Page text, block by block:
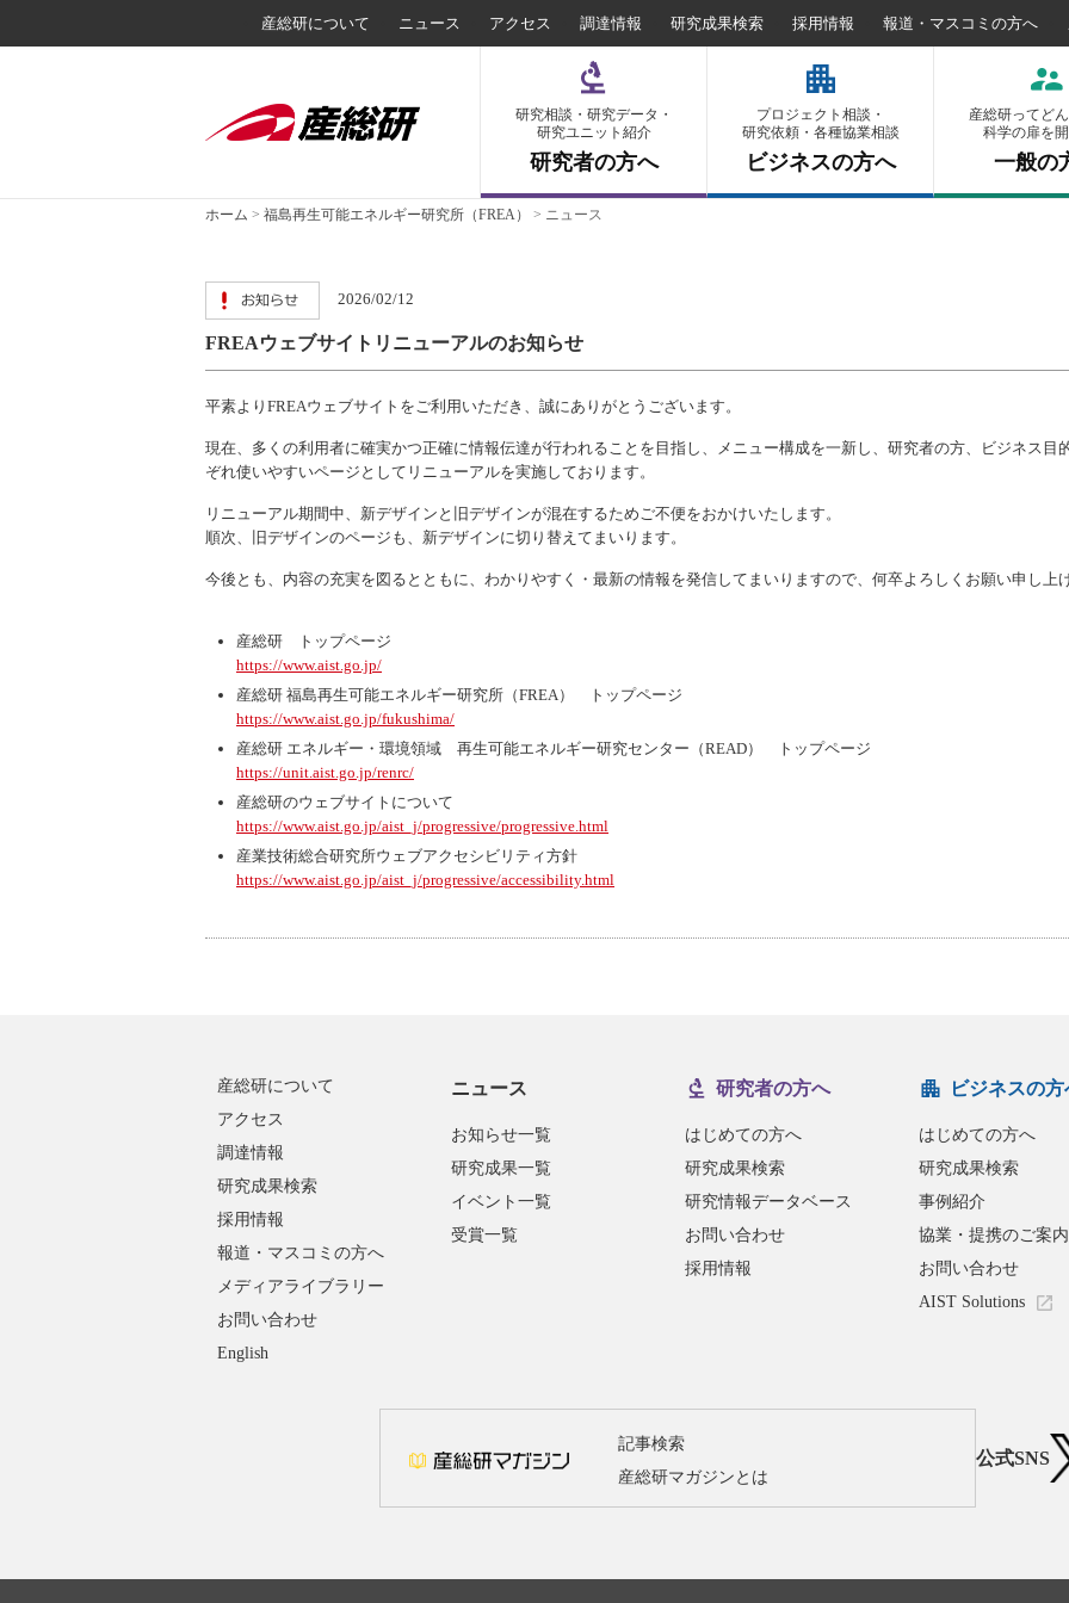
産総研について ニュース アクセス 調達情報 研究成果検索 採用情報 報道・マスコミの方へ
研究相談・研究データ・
研究ユニット紹介
研究者の方へ
プロジェクト相談・
研究依頼・各種協業相談
ビジネスの方へ
産総研ってど
科学の扉を開
一般の
ホーム > 福島再生可能エネルギー研究所（FREA） > ニュース
2026/02/12
FREAウェブサイトリニューアルのお知らせ
平素よりFREAウェブサイトをご利用いただき、誠にありがとうございます。
現在、多くの利用者に確実かつ正確に情報伝達が行われることを目指し、メニュー構成を一新し、研究者の方、ビジネス目
ぞれ使いやすいページとしてリニューアルを実施しております。
リニューアル期間中、新デザインと旧デザインが混在するためご不便をおかけいたします。
順次、旧デザインのページも、新デザインに切り替えてまいります。
今後とも、内容の充実を図るとともに、わかりやすく・最新の情報を発信してまいりますので、何卒よろしくお願い申し上げ
産総研 トップページ
https://www.aist.go.jp/
産総研 福島再生可能エネルギー研究所（FREA） トップページ
https://www.aist.go.jp/fukushima/
産総研 エネルギー・環境領域 再生可能エネルギー研究センター（READ） トップページ
https://unit.aist.go.jp/renrc/
産総研のウェブサイトについて
https://www.aist.go.jp/aist_j/progressive/progressive.html
産業技術総合研究所ウェブアクセシビリティ方針
https://www.aist.go.jp/aist_j/progressive/accessibility.html
産総研について
アクセス
調達情報
研究成果検索
採用情報
報道・マスコミの方へ
メディアライブラリー
お問い合わせ
English
ニュース
お知らせ一覧
研究成果一覧
イベント一覧
受賞一覧
研究者の方へ
はじめての方へ
研究成果検索
研究情報データベース
お問い合わせ
採用情報
ビジネスの方
はじめての方へ
研究成果検索
事例紹介
協業・提携のご案内
お問い合わせ
AIST Solutions
記事検索
産総研マガジンとは
公式SNS